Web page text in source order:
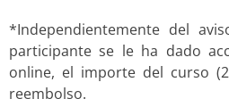
*Independientemente del
participante se le ha dado
online, el importe del curso
reembolso.